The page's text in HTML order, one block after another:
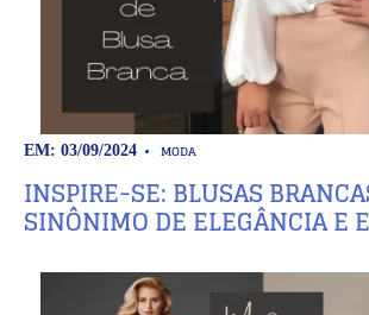
EM: 03/09/2024 MODA
INSPIRE-SE: BLUSAS
SINÔNIMO DE ELEGÂNCIA E